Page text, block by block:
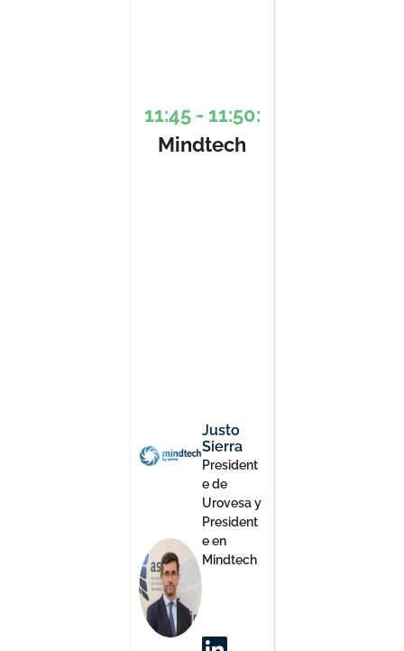
11:45 - 11:50:
Mindtech
Justo
Sierra
President
e de
Urovesa y
President
e en
Mindtech